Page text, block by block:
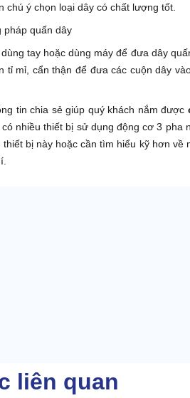
chú ý chọn loại dây có chất lượng tốt.
pháp quấn dây
tay hoặc dùng máy để đưa dây
tỉ mỉ, cẩn thận để đưa các cuộn dây
tin chia sẻ giúp quý khách nắm được
nhiều thiết bị sử dụng động cơ 3 pha
thiết bị này hoặc cần tìm hiểu kỹ hơn
liên quan